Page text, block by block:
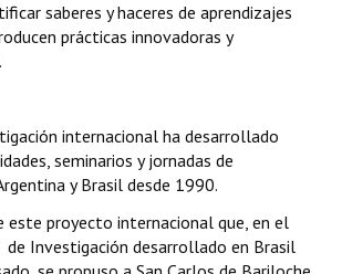
ORGÁNICA
saberes y haceres de aprendizajes
prácticas innovadoras y
internacional ha desarrollado
seminarios y jornadas de
y Brasil desde 1990.
este proyecto internacional que, en el
Investigación desarrollado en Brasil